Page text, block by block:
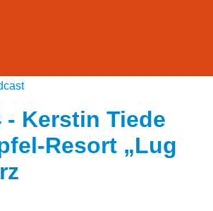
- Kerstin Tiede
Resort „Lug